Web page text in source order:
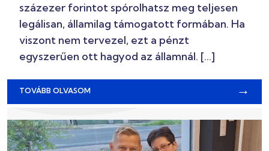
százezer forintot spórolhatsz meg teljesen
legálisan, államilag támogatott formában. Ha
viszont nem tervezel, ezt a pénzt
egyszerűen ott hagyod az államnál. […]
TOVÁBB OLVASOM →